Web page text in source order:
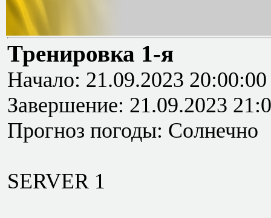
Тренировка 1-я
Начало: 21.09.2023 20:00:00
Завершение: 21.09.2023
Прогноз погоды: Солнечно
SERVER 1